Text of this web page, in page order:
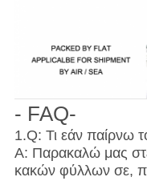
- FAQ-
1.Q: Τι εάν παίρνω
Α: Παρακαλώ μας
κακών φύλλων σε,